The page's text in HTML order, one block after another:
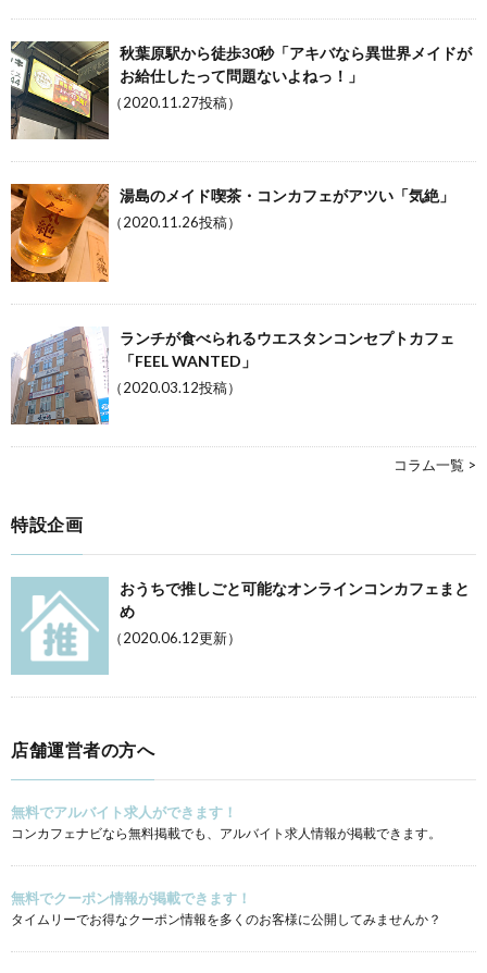
秋葉原駅から徒歩30秒「アキバなら異世界メイドが
お給仕したって問題ないよねっ！」
（2020.11.27投稿）
湯島のメイド喫茶・コンカフェがアツい「気絶」
（2020.11.26投稿）
ランチが食べられるウエスタンコンセプトカフェ
「FEEL WANTED」
（2020.03.12投稿）
コラム一覧 >
特設企画
おうちで推しごと可能なオンラインコンカフェまと
め
（2020.06.12更新）
店舗運営者の方へ
無料でアルバイト求人ができます！
コンカフェナビなら無料掲載でも、アルバイト求人情報が掲載できます。
無料でクーポン情報が掲載できます！
タイムリーでお得なクーポン情報を多くのお客様に公開してみませんか？